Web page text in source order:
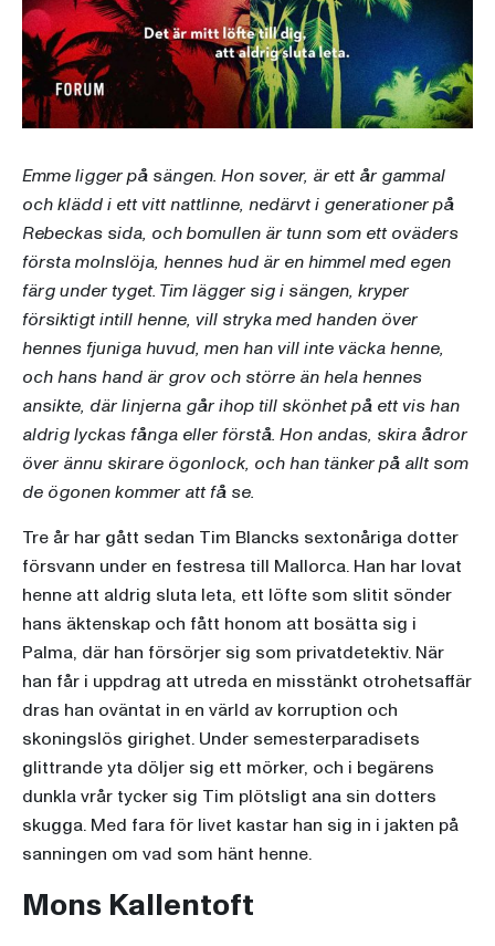
Emme ligger på sängen. Hon sover, är ett år gammal
och klädd i ett vitt nattlinne, nedärvt i generationer på
Rebeckas sida, och bomullen är tunn som ett oväders
första molnslöja, hennes hud är en himmel med egen
färg under tyget. Tim lägger sig i sängen, kryper
försiktigt intill henne, vill stryka med handen över
hennes fjuniga huvud, men han vill inte väcka henne,
och hans hand är grov och större än hela hennes
ansikte, där linjerna går ihop till skönhet på ett vis han
aldrig lyckas fånga eller förstå. Hon andas, skira ådror
över ännu skirare ögonlock, och han tänker på allt som
de ögonen kommer att få se.
Tre år har gått sedan Tim Blancks sextonåriga dotter
försvann under en festresa till Mallorca. Han har lovat
henne att aldrig sluta leta, ett löfte som slitit sönder
hans äktenskap och fått honom att bosätta sig i
Palma, där han försörjer sig som privatdetektiv. När
han får i uppdrag att utreda en misstänkt otrohetsaffär
dras han oväntat in en värld av korruption och
skoningslös girighet. Under semesterparadisets
glittrande yta döljer sig ett mörker, och i begärens
dunkla vrår tycker sig Tim plötsligt ana sin dotters
skugga. Med fara för livet kastar han sig in i jakten på
sanningen om vad som hänt henne.
Mons Kallentoft